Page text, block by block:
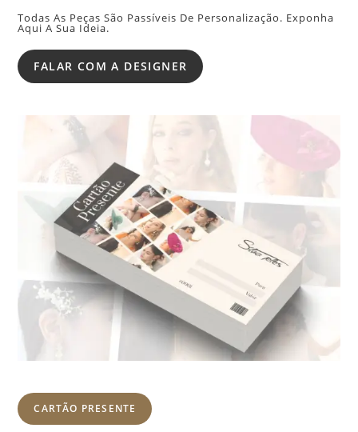
Todas As Peças São Passíveis De Personalização. Exponha
Aqui A Sua Ideia.
FALAR COM A DESIGNER
CARTÃO PRESENTE